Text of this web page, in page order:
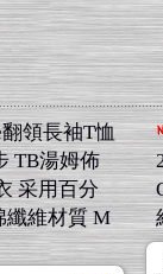
領長袖T恤
TB湯姆佈
采用百分
纖維材質 M